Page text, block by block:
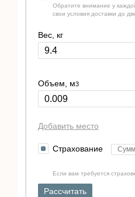
Обратите внимание у
свои условия доставки до
Вес, кг
Объем, м3
Добавить место
Страхование
Если вам требуется
Рассчитать